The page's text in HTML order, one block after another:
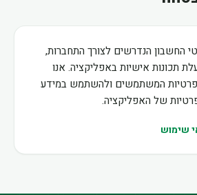
החשבון הנדרשים לצורך התחברות,
תכונות אישיות באפליקציה. אנו
פרטיות המשתמשים ולהשתמש במידע
של האפליקציה.
שימוש